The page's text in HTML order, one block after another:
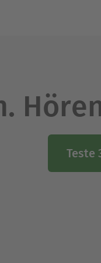
Teste